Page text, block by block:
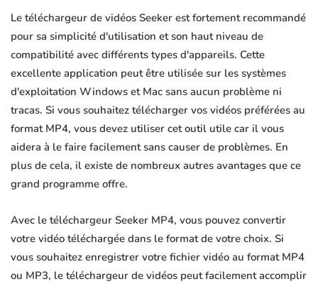
Le téléchargeur de vidéos Seeker est fortement recommandé
pour sa simplicité d'utilisation et son haut niveau de
compatibilité avec différents types d'appareils. Cette
excellente application peut être utilisée sur les systèmes
d'exploitation Windows et Mac sans aucun problème ni
tracas. Si vous souhaitez télécharger vos vidéos préférées au
format MP4, vous devez utiliser cet outil utile car il vous
aidera à le faire facilement sans causer de problèmes. En
plus de cela, il existe de nombreux autres avantages que ce
grand programme offre.
Avec le téléchargeur Seeker MP4, vous pouvez convertir
votre vidéo téléchargée dans le format de votre choix. Si
vous souhaitez enregistrer votre fichier vidéo au format MP4
ou MP3, le téléchargeur de vidéos peut facilement accomplir